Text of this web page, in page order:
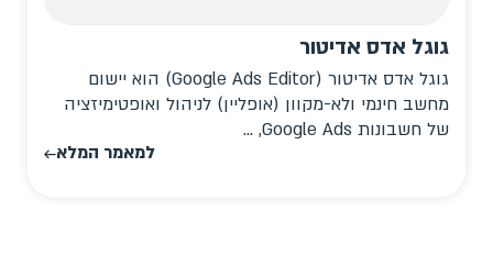
גוגל אדס אדיטור
גוגל אדס אדיטור (Google Ads Editor) הוא יישום
מחשב חינמי ולא-מקוון (אופליין) לניהול ואופטימיזציה
של חשבונות Google Ads, ...
למאמר המלא